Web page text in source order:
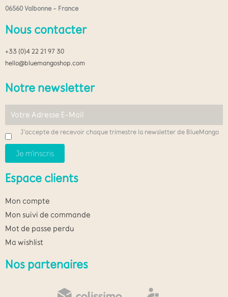
06560 Valbonne – France
Nous contacter
+33 (0)4 22 21 97 30
hello@bluemangoshop.com
Notre newsletter
J'accepte de recevoir chaque trimestre la newsletter de BlueMango
Espace clients
Mon compte
Mon suivi de commande
Mot de passe perdu
Ma wishlist
Nos partenaires